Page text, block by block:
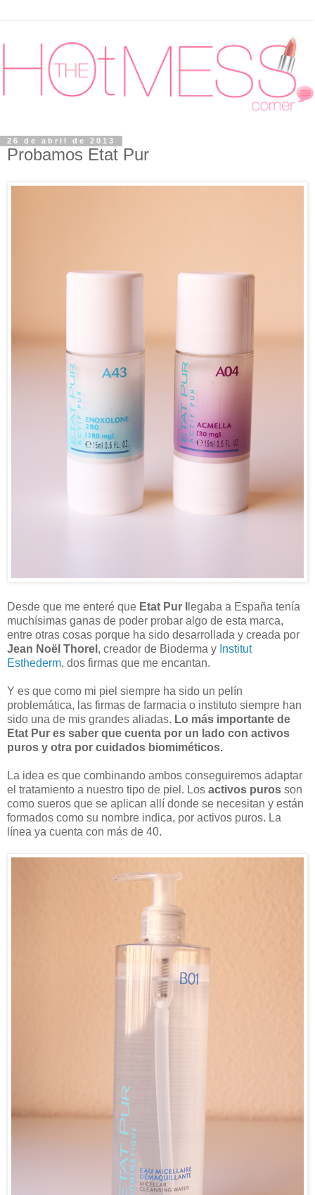
26 de abril de 2013
Probamos Etat Pur
Desde que me enteré que Etat Pur l
legaba a España tenía
muchísimas ganas de poder probar algo de esta marca,
entre otras cosas porque ha sido desarrollada y creada por
Jean Noël Thorel , creador de Bioderma y Institut
Esthederm, dos firmas que me encantan.
Y es que como mi piel siempre ha sido un pelín
problemática, las firmas de farmacia o instituto siempre han
sido una de mis grandes aliadas. Lo más importante de
Etat Pur es saber que cuenta por un lado con activos
puros y otra por cuidados biomiméticos.
La idea es que combinando ambos conseguiremos adaptar
el tratamiento a nuestro tipo de piel. Los activos puros son
como sueros que se aplican allí donde se necesitan y están
formados como su nombre indica, por activos puros. La
línea ya cuenta con más de 40.